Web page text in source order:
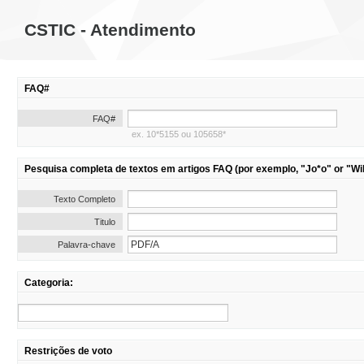
CSTIC - Atendimento
FAQ#
FAQ#
ex. 10*5155 ou 105658*
Pesquisa completa de textos em artigos FAQ (por exemplo, "Jo*o" or
Texto Completo
Titulo
Palavra-chave
Categoria:
Restrições de voto